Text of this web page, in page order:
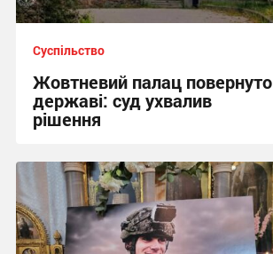
Суспільство
Жовтневий палац повернуто
державі: суд ухвалив
рішення
22:38 вчора